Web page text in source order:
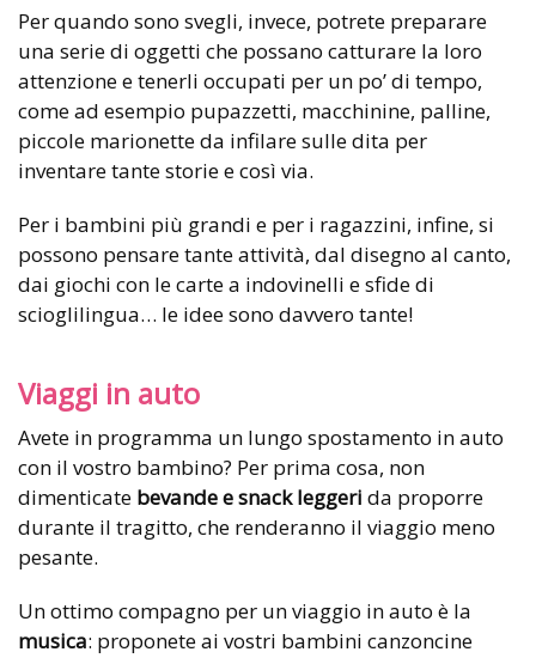
Per quando sono svegli, invece, potrete preparare
una serie di oggetti che possano catturare la loro
attenzione e tenerli occupati per un po’ di tempo,
come ad esempio pupazzetti, macchinine, palline,
piccole marionette da infilare sulle dita per
inventare tante storie e così via.
Per i bambini più grandi e per i ragazzini, infine, si
possono pensare tante attività, dal disegno al canto,
dai giochi con le carte a indovinelli e sfide di
scioglilingua… le idee sono davvero tante!
Viaggi in auto
Avete in programma un lungo spostamento in auto
con il vostro bambino? Per prima cosa, non
dimenticate bevande e snack leggeri da proporre
durante il tragitto, che renderanno il viaggio meno
pesante.
Un ottimo compagno per un viaggio in auto è la
musica: proponete ai vostri bambini canzoncine